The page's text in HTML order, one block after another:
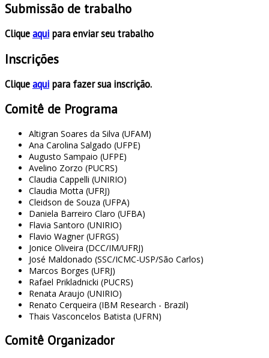
Submissão de trabalho
Cliqueaqui para enviar seu trabalho
Inscrições
Cliqueaqui para fazer sua inscrição.
Comitê de Programa
Altigran Soares da Silva (UFAM)
Ana Carolina Salgado (UFPE)
Augusto Sampaio (UFPE)
Avelino Zorzo (PUCRS)
Claudia Cappelli (UNIRIO)
Claudia Motta (UFRJ)
Cleidson de Souza (UFPA)
Daniela Barreiro Claro (UFBA)
Flavia Santoro (UNIRIO)
Flavio Wagner (UFRGS)
Jonice Oliveira (DCC/IM/UFRJ)
José Maldonado (SSC/ICMC-USP/São Carlos)
Marcos Borges (UFRJ)
Rafael Prikladnicki (PUCRS)
Renata Araujo (UNIRIO)
Renato Cerqueira (IBM Research - Brazil)
Thais Vasconcelos Batista (UFRN)
Comitê Organizador